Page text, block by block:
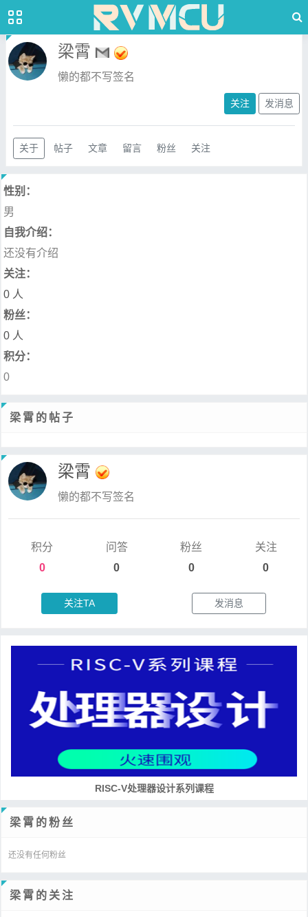
梁霄
懒的都不写签名
关注 发消息
关于 帖子 文章 留言 粉丝 关注
性别：
男
自我介绍：
还没有介绍
关注：
0 人
粉丝：
0 人
积分：
0
梁霄的帖子
梁霄
懒的都不写签名
积分
0
问答
0
粉丝
0
关注
0
关注TA 发消息
RISC-V处理器设计系列课程
梁霄的粉丝
还没有任何粉丝
梁霄的关注